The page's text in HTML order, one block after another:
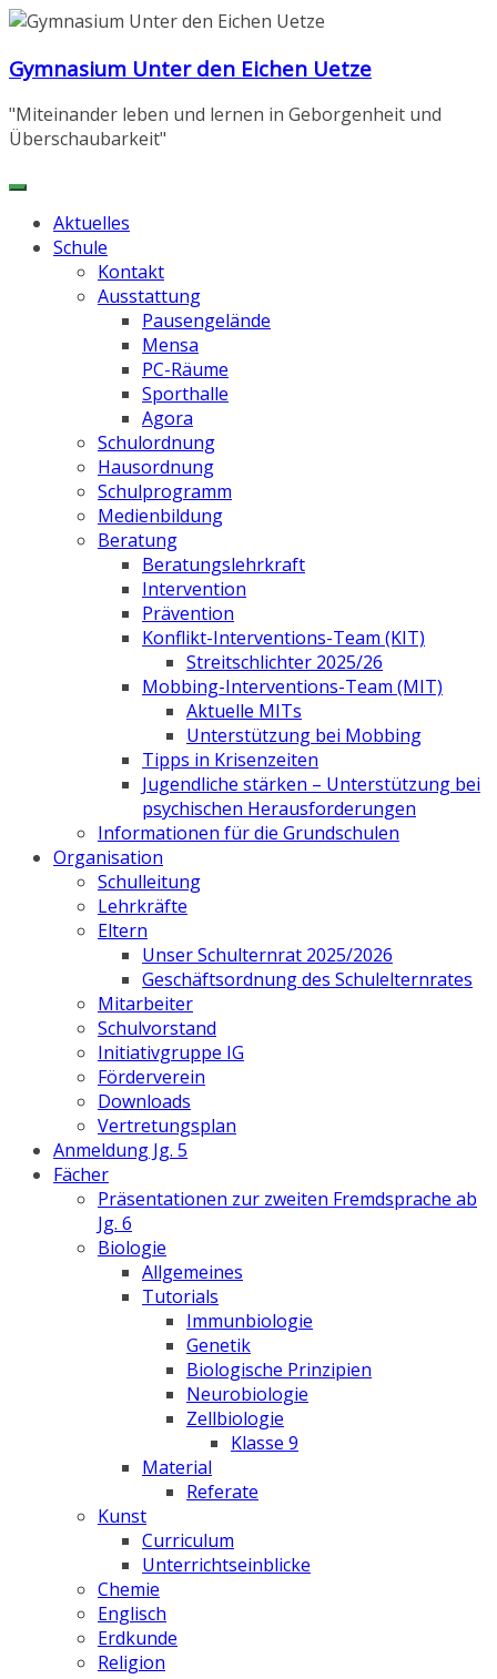
Zum
springen
Gymnasium Unter den Eichen Uetze
"Miteinander leben und lernen in Geborgenheit und
Überschaubarkeit"
Aktuelles
Schule
Kontakt
Ausstattung
Pausengelände
Mensa
PC-Räume
Sporthalle
Agora
Schulordnung
Hausordnung
Schulprogramm
Medienbildung
Beratung
Beratungslehrkraft
Intervention
Prävention
Konflikt-Interventions-Team (KIT)
Streitschlichter 2025/26
Mobbing-Interventions-Team (MIT)
Aktuelle MITs
Unterstützung bei Mobbing
Tipps in Krisenzeiten
Jugendliche stärken – Unterstützung bei
psychischen Herausforderungen
Informationen für die Grundschulen
Organisation
Schulleitung
Lehrkräfte
Eltern
Unser Schulternrat 2025/2026
Geschäftsordnung des Schulelternrates
Mitarbeiter
Schulvorstand
Initiativgruppe IG
Förderverein
Downloads
Vertretungsplan
Anmeldung Jg. 5
Fächer
Präsentationen zur zweiten Fremdsprache ab
Jg. 6
Biologie
Allgemeines
Tutorials
Immunbiologie
Genetik
Biologische Prinzipien
Neurobiologie
Zellbiologie
Klasse 9
Material
Referate
Kunst
Curriculum
Unterrichtseinblicke
Chemie
Englisch
Erdkunde
Religion